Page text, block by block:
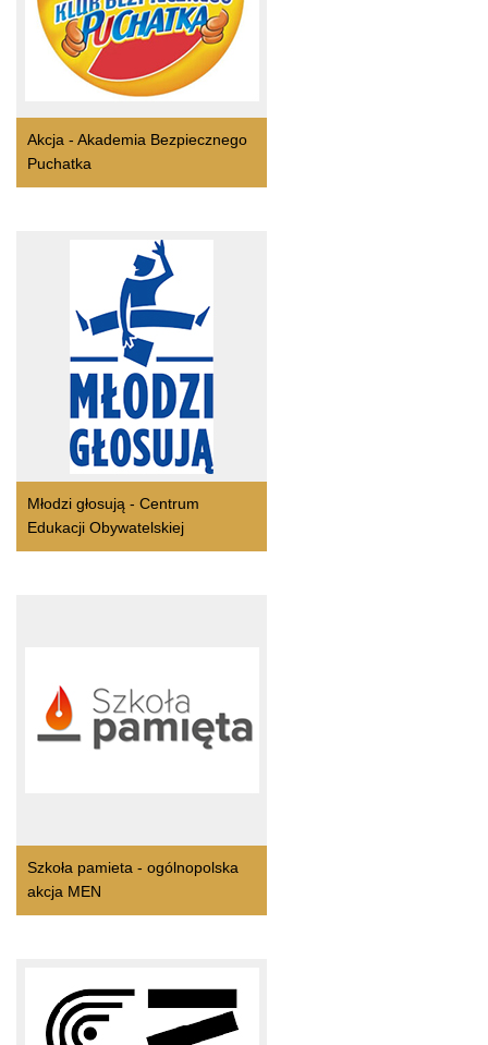
Akcja - Akademia Bezpiecznego
Puchatka
Młodzi głosują - Centrum
Edukacji Obywatelskiej
Szkoła pamieta - ogólnopolska
akcja MEN